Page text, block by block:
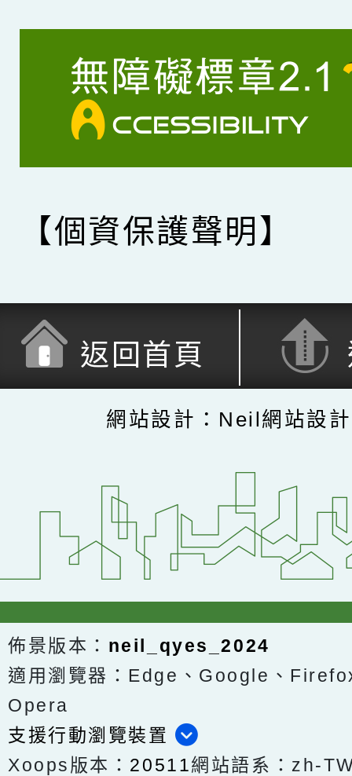
【個資保護聲明】
返回首頁
網站設計：Neil網站設
佈景版本： neil_qyes_2024
適用瀏覽器：Edge、Google、
Opera
支援行動瀏覽裝置
Xoops版本： 20511網站語系：zh-